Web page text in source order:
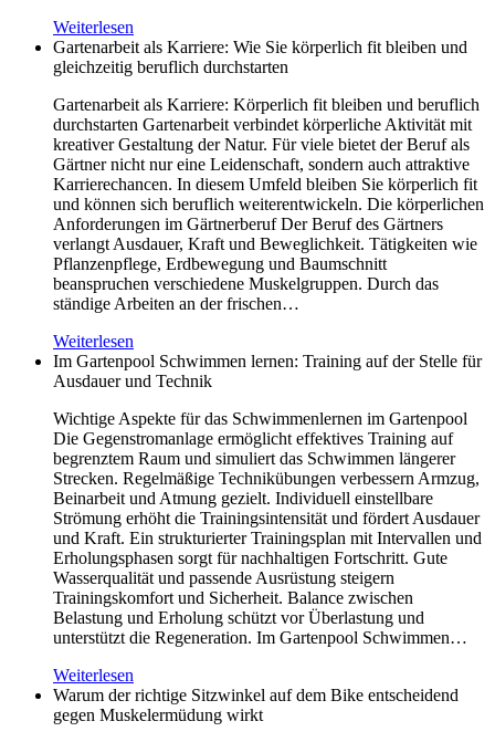
Weiterlesen
Gartenarbeit als Karriere: Wie Sie körperlich fit bleiben und
gleichzeitig beruflich durchstarten
Gartenarbeit als Karriere: Körperlich fit bleiben und beruflich
durchstarten Gartenarbeit verbindet körperliche Aktivität mit
kreativer Gestaltung der Natur. Für viele bietet der Beruf als
Gärtner nicht nur eine Leidenschaft, sondern auch attraktive
Karrierechancen. In diesem Umfeld bleiben Sie körperlich fit
und können sich beruflich weiterentwickeln. Die körperlichen
Anforderungen im Gärtnerberuf Der Beruf des Gärtners
verlangt Ausdauer, Kraft und Beweglichkeit. Tätigkeiten wie
Pflanzenpflege, Erdbewegung und Baumschnitt
beanspruchen verschiedene Muskelgruppen. Durch das
ständige Arbeiten an der frischen…
Weiterlesen
Im Gartenpool Schwimmen lernen: Training auf der Stelle für
Ausdauer und Technik
Wichtige Aspekte für das Schwimmenlernen im Gartenpool
Die Gegenstromanlage ermöglicht effektives Training auf
begrenztem Raum und simuliert das Schwimmen längerer
Strecken. Regelmäßige Technikübungen verbessern Armzug,
Beinarbeit und Atmung gezielt. Individuell einstellbare
Strömung erhöht die Trainingsintensität und fördert Ausdauer
und Kraft. Ein strukturierter Trainingsplan mit Intervallen und
Erholungsphasen sorgt für nachhaltigen Fortschritt. Gute
Wasserqualität und passende Ausrüstung steigern
Trainingskomfort und Sicherheit. Balance zwischen
Belastung und Erholung schützt vor Überlastung und
unterstützt die Regeneration. Im Gartenpool Schwimmen…
Weiterlesen
Warum der richtige Sitzwinkel auf dem Bike entscheidend
gegen Muskelermüdung wirkt